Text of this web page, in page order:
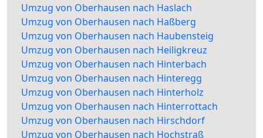
Umzug von Oberhausen nach Haslach
Umzug von Oberhausen nach Haßberg
Umzug von Oberhausen nach Haubensteig
Umzug von Oberhausen nach Heiligkreuz
Umzug von Oberhausen nach Hinterbach
Umzug von Oberhausen nach Hinteregg
Umzug von Oberhausen nach Hinterholz
Umzug von Oberhausen nach Hinterrottach
Umzug von Oberhausen nach Hirschdorf
Umzug von Oberhausen nach Hochstraß